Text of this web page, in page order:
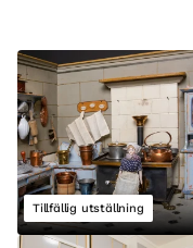
Tillfällig utställning